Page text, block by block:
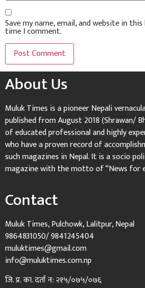
Save my name, email, and website in
time I comment.
About Us
Muluk Times is a pioneer Nepali
published from August 2018 (Shrawan/
of educated professional and highly
who have a proven record of
such magazines in Nepal. It is a socio
magazine with the motto of “News for
Contact
Muluk Times, Pulchowk, Lalitpur, Nepal
9864831050/ 9841245404
muluktimes@gmail.com
info@muluktimes.com.np
जि. प्र. का. दर्ता न: २१५/०७५/०७६